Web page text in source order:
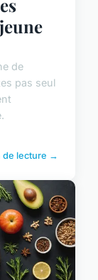
de
pas seul
de lecture →